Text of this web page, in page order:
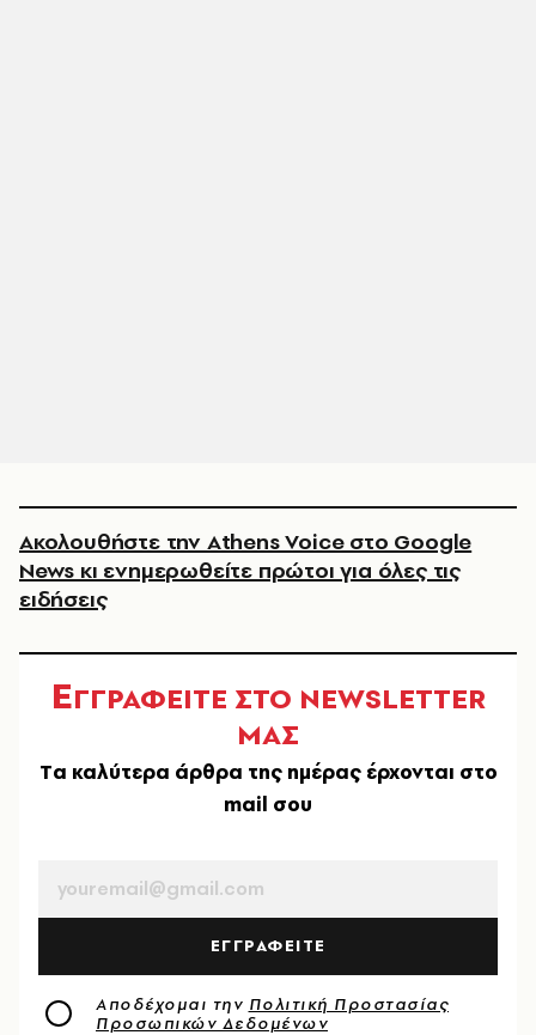
Ακολουθήστε την Athens Voice στο Google
News κι ενημερωθείτε πρώτοι για όλες τις
ειδήσεις
ΕΓΓΡΑΦΕΙΤΕ ΣΤΟ NEWSLETTER
ΜΑΣ
Tα καλύτερα άρθρα της ημέρας έρχονται στο
mail σου
ΕΓΓΡΑΦΕΙΤΕ
Αποδέχομαι την Πολιτική Προστασίας
Προσωπικών Δεδομένων